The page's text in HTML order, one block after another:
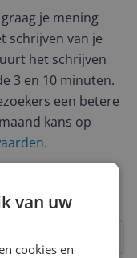
een nieuwe
nog. Ik durf
spreken
je mening
schrijven van je
het schrijven
3 en 10 minuten.
een betere
kans op
van uw
cookies en